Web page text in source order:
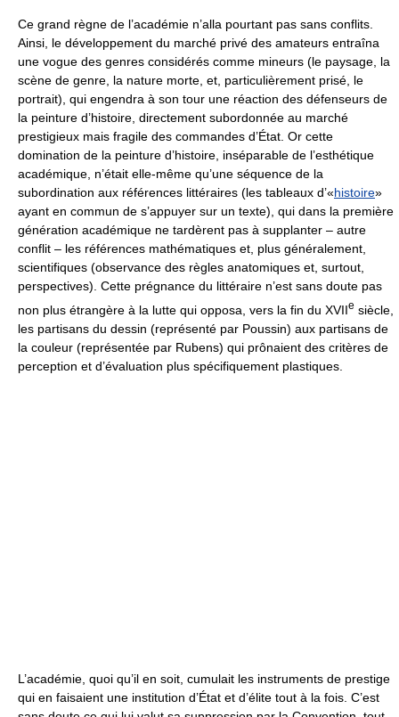
Ce grand règne de l’académie n’alla pourtant pas sans conflits.
Ainsi, le développement du marché privé des amateurs entraîna
une vogue des genres considérés comme mineurs (le paysage, la
scène de genre, la nature morte, et, particulièrement prisé, le
portrait), qui engendra à son tour une réaction des défenseurs de
la peinture d’histoire, directement subordonnée au marché
prestigieux mais fragile des commandes d’État. Or cette
domination de la peinture d’histoire, inséparable de l’esthétique
académique, n’était elle-même qu’une séquence de la
subordination aux références littéraires (les tableaux d’«histoire»
ayant en commun de s’appuyer sur un texte), qui dans la première
génération académique ne tardèrent pas à supplanter – autre
conflit – les références mathématiques et, plus généralement,
scientifiques (observance des règles anatomiques et, surtout,
perspectives). Cette prégnance du littéraire n’est sans doute pas
non plus étrangère à la lutte qui opposa, vers la fin du XVIIe siècle,
les partisans du dessin (représenté par Poussin) aux partisans de
la couleur (représentée par Rubens) qui prônaient des critères de
perception et d’évaluation plus spécifiquement plastiques.
L’académie, quoi qu’il en soit, cumulait les instruments de prestige
qui en faisaient une institution d’État et d’élite tout à la fois. C’est